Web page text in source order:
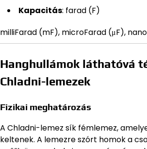
Kapacitás: farad (F)
milliFarad (mF), microFarad (μF),
Hanghullámok láthatóvá
Chladni-lemezek
Fizikai meghatározás
A Chladni-lemez sík fémlemez,
keltenek. A lemezre szórt homok a